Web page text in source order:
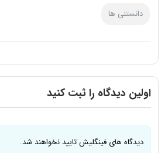
دانستنی ها
اولین دیدگاه را ثبت کنید
دیدگاه های فینگلیش تایید نخواهند شد.